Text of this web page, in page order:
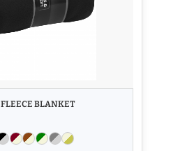
FLEECE BLANKET